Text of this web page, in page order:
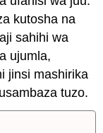
kutosha na
sahihi wa
ujumla,
jinsi mashirika
tuzo.